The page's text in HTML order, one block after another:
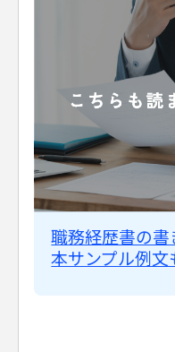
職務経歴書の
本サンプル例文